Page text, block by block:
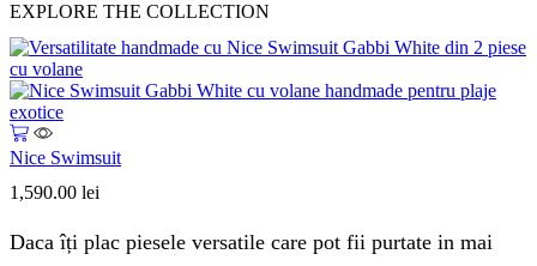
EXPLORE THE COLLECTION
Nice Swimsuit
1,590.00 lei
Daca îți plac piesele versatile care pot fii purtate in mai